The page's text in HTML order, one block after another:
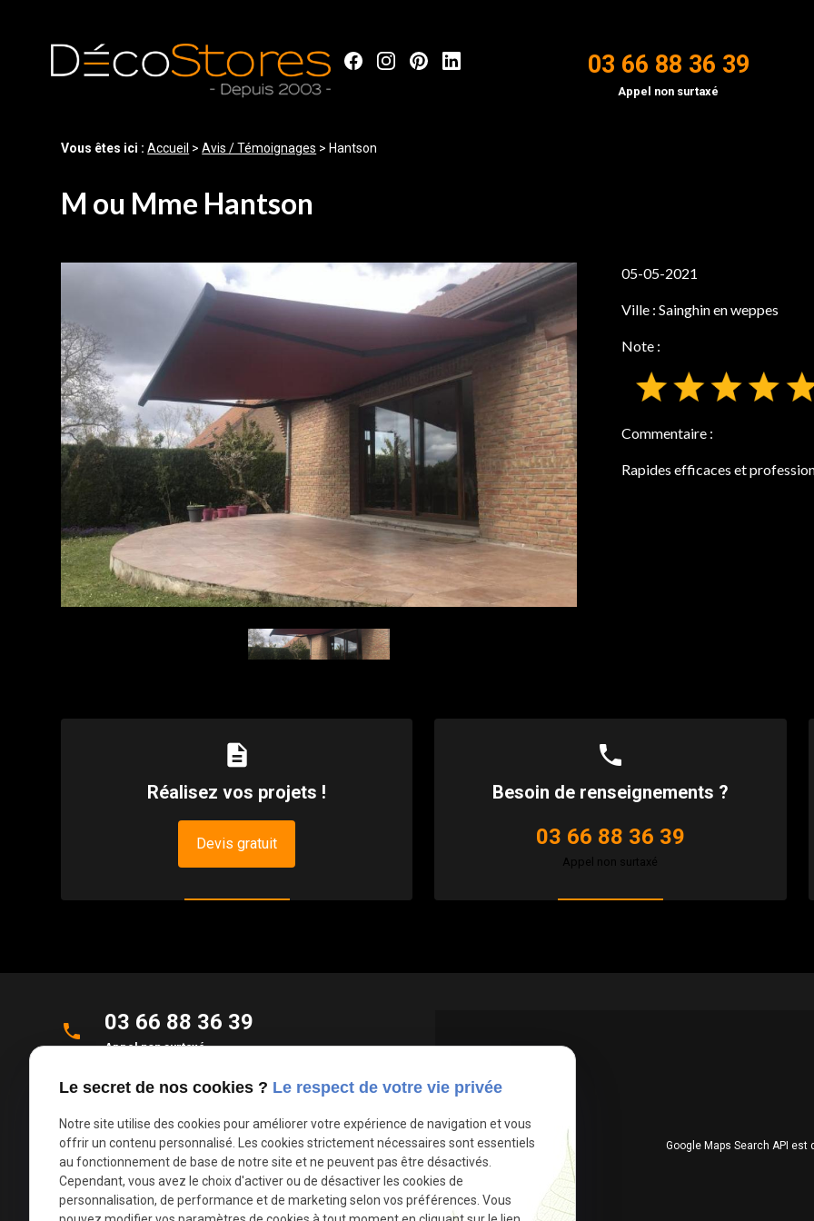
03 66 88 36 39
Appel non surtaxé
Vous êtes ici :Accueil >Avis / Témoignages > Hantson
M ou Mme Hantson
05-05-2021
Ville : Sainghin en weppes
Note :
Commentaire :
Rapides efficaces et
description
Réalisez vos projets !
Devis gratuit
phone
Besoin de renseignements ?
03 66 88 36 39
Appel non surtaxé
phone 03 66 88 36 39
Appel non surtaxé
place
Allée des Roseaux
59270 Bailleul
mail contact@deco-stores.com
Google Maps Search API est
Le secret de nos cookies ? Le respect de votre vie privée
Notre site utilise des cookies pour améliorer votre expérience de navigation et vous
offrir un contenu personnalisé. Les cookies strictement nécessaires sont essentiels
au fonctionnement de base de notre site et ne peuvent pas être désactivés.
Cependant, vous avez le choix d'activer ou de désactiver les cookies de
personnalisation, de performance et de marketing selon vos préférences. Vous